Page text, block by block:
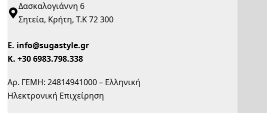
Δασκαλογιάννη 6
Σητεία, Κρήτη, Τ.Κ 72 300
Ε. info@sugastyle.gr
Κ. +30 6983.798.338
Αρ. ΓΕΜΗ: 24814941000 – Ελληνική
Ηλεκτρονική Επιχείρηση